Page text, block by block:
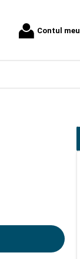
Contul meu